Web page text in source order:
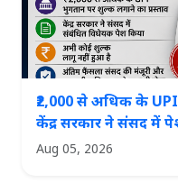
₹2,000 से अधिक के
केंद्र सरकार ने संसद में
Aug 05, 2026